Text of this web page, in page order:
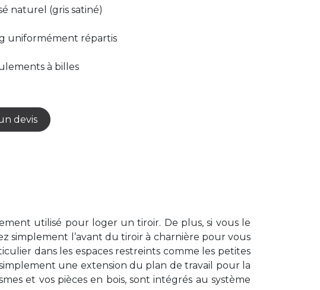
naturel (gris satiné)
uniformément répartis
à billes
devis
utilisé pour loger un tiroir. De plus, si vous le
simplement l’avant du tiroir à charnière pour vous
dans les espaces restreints comme les petites
une extension du plan de travail pour la
et vos pièces en bois, sont intégrés au système